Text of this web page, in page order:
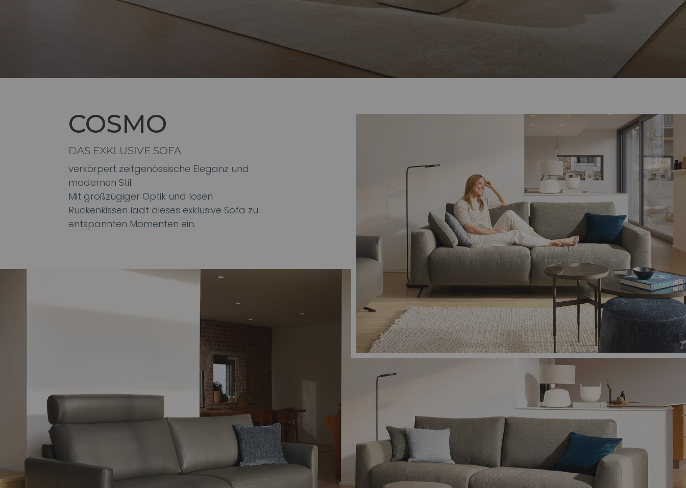
COSMO
DAS EXKLUSIVE SOFA
verkörpert zeitgenössische Eleganz und
modernen Stil.
Mit großzügiger Optik und losen
Rückenkissen lädt dieses exklusive Sofa zu
entspannten Momenten ein.